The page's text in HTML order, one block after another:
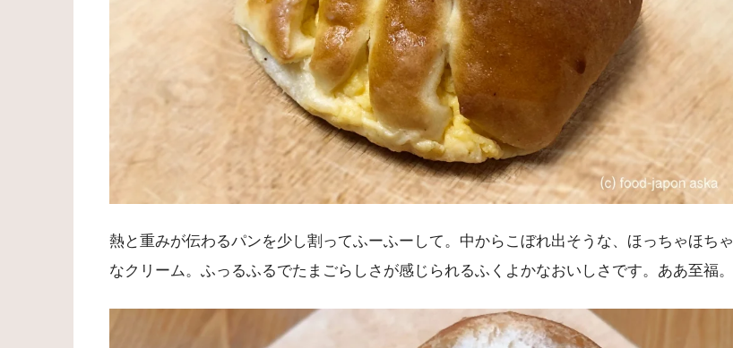
熱と重みが伝わるパンを少し割ってふーふーして。中からこぼれ出そうな、ほっちゃほちゃ
なクリーム。ふっるふるでたまごらしさが感じられるふくよかなおいしさです。ああ至福。